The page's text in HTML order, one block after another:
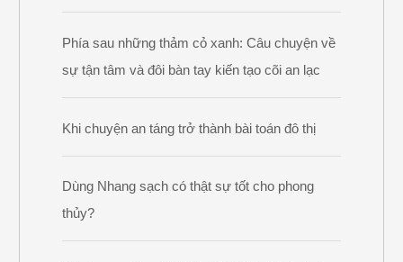
Phía sau những thảm cỏ xanh: Câu chuyện về
sự tận tâm và đôi bàn tay kiến tạo cõi an lạc
Khi chuyện an táng trở thành bài toán đô thị
Dùng Nhang sạch có thật sự tốt cho phong
thủy?